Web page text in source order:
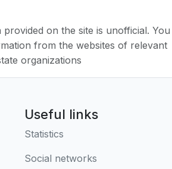
on the site is unofficial. You
from the websites of relevant
organizations
Useful links
Statistics
Social networks